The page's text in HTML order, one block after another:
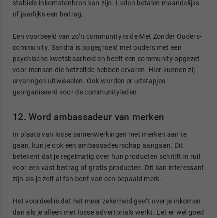
stabiele inkomstenbron kan zijn. Leden betalen maandelijks
of jaarlijks een bedrag.
Een voorbeeld van zo’n community is de Met Zonder Ouders-
community. Sandra is opgegroeid met ouders met een
psychische kwetsbaarheid en heeft een community opgezet
voor mensen die hetzelfde hebben ervaren. Hier kunnen zij
ervaringen uitwisselen. Ook worden er uitstapjes
georganiseerd voor de communityleden.
12. Word ambassadeur van merken
In plaats van losse samenwerkingen met merken aan te
gaan, kun je ook een ambassadeurschap aangaan. Dit
betekent dat je regelmatig over hun producten schrijft in ruil
voor een vast bedrag of gratis producten. Dit kan interessant
zijn als je zelf al fan bent van een bepaald merk.
Het voordeel is dat het meer zekerheid geeft over je inkomen
dan als je alleen met losse advertorials werkt. Let er wel goed